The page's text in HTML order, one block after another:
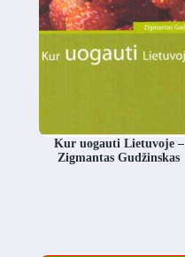
Kur uogauti Lietuvoje –
Zigmantas Gudžinskas